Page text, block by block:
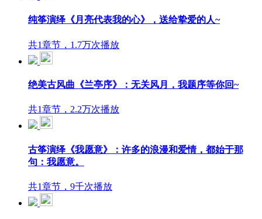
纯筝演绎《月亮代表我的心》，送给挚爱的人~
共1章节，1.7万次播放
绝美古风曲《兰亭序》：无关风月，我题序等你回~
共1章节，2.2万次播放
古筝演绎《我愿意》：许多的浪漫和爱情，都始于那
句：我愿意。
共1章节，9千次播放